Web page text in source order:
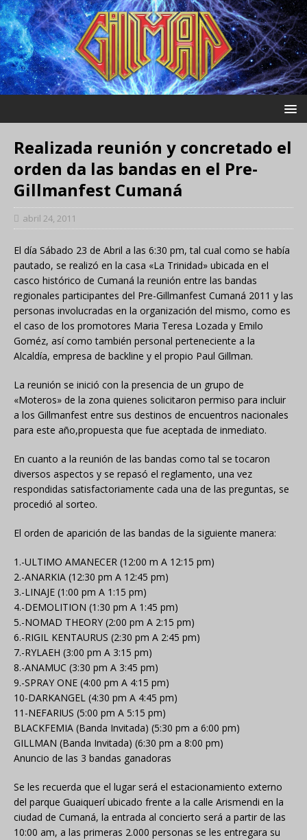
Realizada reunión y concretado el
orden da las bandas en el Pre-
Gillmanfest Cumaná
abril 24, 2011
El día Sábado 23 de Abril a las 6:30 pm, tal cual como se había
pautado, se realizó en la casa «La Trinidad» ubicada en el
casco histórico de Cumaná la reunión entre las bandas
regionales participantes del Pre-Gillmanfest Cumaná 2011 y las
personas involucradas en la organización del mismo, como es
el caso de los promotores Maria Teresa Lozada y Emilo
Goméz, así como también personal perteneciente a la
Alcaldía, empresa de backline y el propio Paul Gillman.
La reunión se inició con la presencia de un grupo de
«Moteros» de la zona quienes solicitaron permiso para incluir
a los Gillmanfest entre sus destinos de encuentros nacionales
para este año,propuesta que fue aceptada de inmediato.
En cuanto a la reunión de las bandas como tal se tocaron
diversos aspectos y se repasó el reglamento, una vez
respondidas satisfactoriamente cada una de las preguntas, se
procedió al sorteo.
El orden de aparición de las bandas de la siguiente manera:
1.-ULTIMO AMANECER (12:00 m A 12:15 pm)
2.-ANARKIA (12:30 pm A 12:45 pm)
3.-LINAJE (1:00 pm A 1:15 pm)
4.-DEMOLITION (1:30 pm A 1:45 pm)
5.-NOMAD THEORY (2:00 pm A 2:15 pm)
6.-RIGIL KENTAURUS (2:30 pm A 2:45 pm)
7.-RYLAEH (3:00 pm A 3:15 pm)
8.-ANAMUC (3:30 pm A 3:45 pm)
9.-SPRAY ONE (4:00 pm A 4:15 pm)
10-DARKANGEL (4:30 pm A 4:45 pm)
11-NEFARIUS (5:00 pm A 5:15 pm)
BLACKFEMIA (Banda Invitada) (5:30 pm a 6:00 pm)
GILLMAN (Banda Invitada) (6:30 pm a 8:00 pm)
Anuncio de las 3 bandas ganadoras
Se les recuerda que el lugar será el estacionamiento externo
del parque Guaiquerí ubicado frente a la calle Arismendi en la
ciudad de Cumaná, la entrada al concierto será a partir de las
10:00 am, a las primeras 2.000 personas se les entregara su